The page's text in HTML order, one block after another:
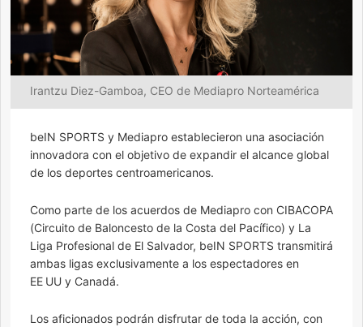
Irantzu Diez-Gamboa, CEO de Mediapro Norteamérica
beIN SPORTS y Mediapro establecieron una asociación
innovadora con el objetivo de expandir el alcance global
de los deportes centroamericanos.
Como parte de los acuerdos de Mediapro con CIBACOPA
(Circuito de Baloncesto de la Costa del Pacífico) y La
Liga Profesional de El Salvador, beIN SPORTS transmitirá
ambas ligas exclusivamente a los espectadores en
EE UU y Canadá.
Los aficionados podrán disfrutar de toda la acción, con